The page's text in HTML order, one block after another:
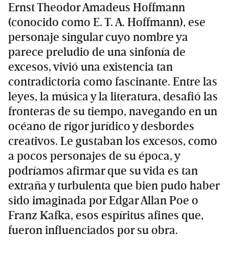
Ernst Theodor Amadeus Hoffmann
(conocido como E. T. A. Hoffmann), ese
personaje singular cuyo nombre ya
parece preludio de una sinfonía de
excesos, vivió una existencia tan
contradictoria como fascinante. Entre las
leyes, la música y la literatura, desafió las
fronteras de su tiempo, navegando en un
océano de rigor jurídico y desbordes
creativos. Le gustaban los excesos, como
a pocos personajes de su época, y
podríamos afirmar que su vida es tan
extraña y turbulenta que bien pudo haber
sido imaginada por Edgar Allan Poe o
Franz Kafka, esos espíritus afines que,
fueron influenciados por su obra.